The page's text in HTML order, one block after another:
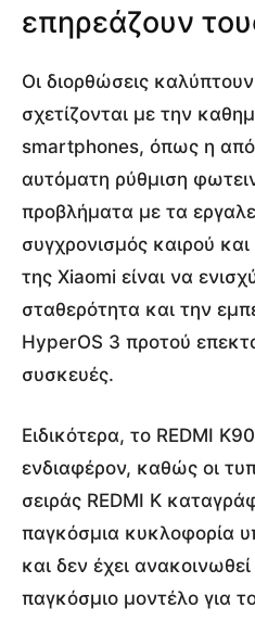
επηρεάζουν
Οι διορθώσεις
σχετίζονται με την
smartphones, όπως η
αυτόματη ρύθμιση
προβλήματα με τα
συγχρονισμός καιρού και
της Xiaomi είναι να
σταθερότητα και την
HyperOS 3 προτού
συσκευές.
Ειδικότερα, το REDMI
ενδιαφέρον, καθώς οι
σειράς REDMI K
παγκόσμια κυκλοφορία
και δεν έχει
παγκόσμιο μοντέλο για